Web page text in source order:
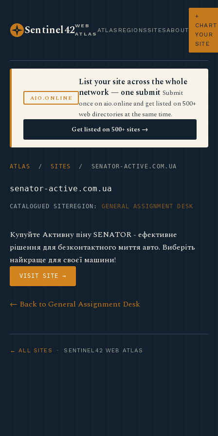
Sentinel42WEB
ATLAS
ATLAS REGIONS SITES ABOUT
+
CHART
YOUR
SITE
AIO.ONLINE
List your site across the whole
network — one submit Submit
once on aio.online and get listed on 500+
web directories at the same time.
Get listed on 500+ sites →
ATLAS / SITES / SENATOR-ACTIVE.COM.UA
senator-active.com.ua
CATALOGUED SITE REGION: GENERAL ASSIGNMENT DESK
Купуйте Активну піну SENATOR - ефективне
рішення для безконтактного миття авто. Виберіть
найкраще для своєї машини!
VISIT SITE →
← Back to General Assignment Desk
← ALL SITES · SENTINEL42 WEB ATLAS